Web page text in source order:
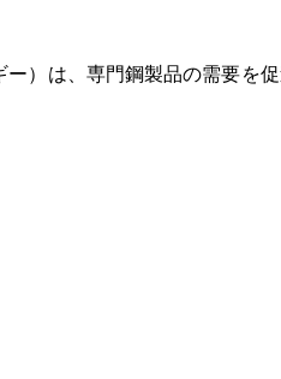
）は、専門鋼製品の需要を促